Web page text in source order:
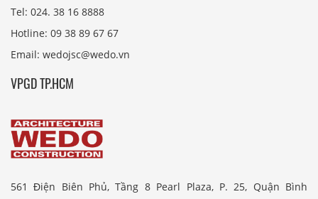
Tel: 024. 38 16 8888
Hotline: 09 38 89 67 67
Email: wedojsc@wedo.vn
VPGD TP.HCM
561 Điện Biên Phủ, Tầng 8 Pearl Plaza, P. 25, Quận Bình